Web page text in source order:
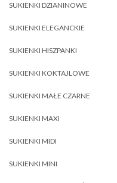
SUKIENKI DZIANINOWE
SUKIENKI ELEGANCKIE
SUKIENKI HISZPANKI
SUKIENKI KOKTAJLOWE
SUKIENKI MAŁE CZARNE
SUKIENKI MAXI
SUKIENKI MIDI
SUKIENKI MINI